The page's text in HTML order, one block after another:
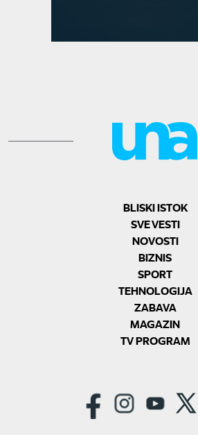
BLISKI ISTOK
SVE VESTI
NOVOSTI
BIZNIS
SPORT
TEHNOLOGIJA
ZABAVA
MAGAZIN
TV PROGRAM